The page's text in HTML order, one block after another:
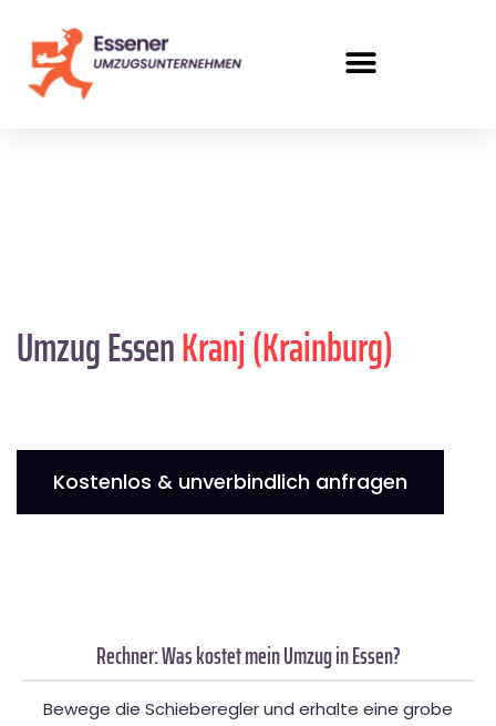
Umzug EssenKranj (Krainburg)
Kostenlos & unverbindlich anfragen
Rechner: Was kostet mein Umzug in Essen?
Bewege die Schieberegler und erhalte eine grobe